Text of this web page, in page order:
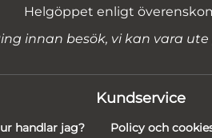
Helgöppet enligt
innan besök, vi kan vara
Kundservice
handlar jag? Policy och